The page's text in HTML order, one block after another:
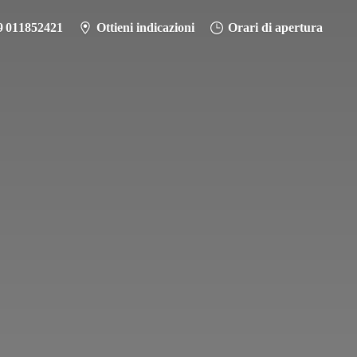
011852421 Ottieni indicazioni Orari di apertura